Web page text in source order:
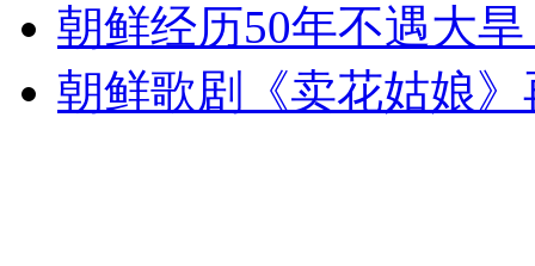
外交部：反对强权政治霸凌主义
外交部：有关国家言论片面不公正
朝鲜经历50年不遇大
朝鲜歌剧《卖花姑娘